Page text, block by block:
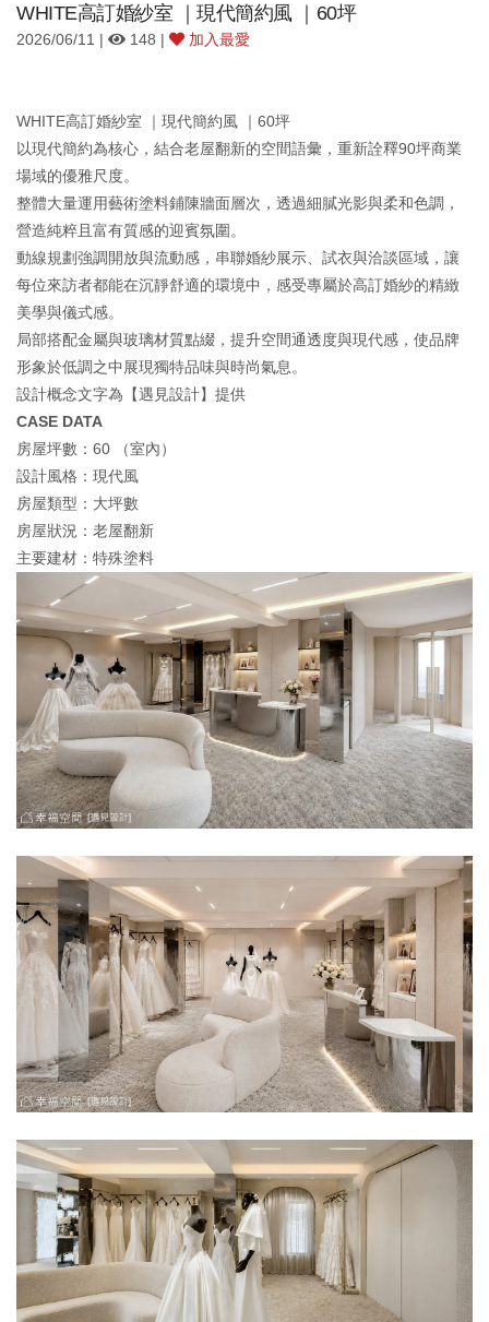
WHITE高訂婚紗室 ｜現代簡約風 ｜60坪
2026/06/11 | 148 | 加入最愛
WHITE高訂婚紗室 ｜現代簡約風 ｜60坪
以現代簡約為核心，結合老屋翻新的空間語彙，重新詮釋90坪商業
場域的優雅尺度。
整體大量運用藝術塗料鋪陳牆面層次，透過細膩光影與柔和色調，
營造純粹且富有質感的迎賓氛圍。
動線規劃強調開放與流動感，串聯婚紗展示、試衣與洽談區域，讓
每位來訪者都能在沉靜舒適的環境中，感受專屬於高訂婚紗的精緻
美學與儀式感。
局部搭配金屬與玻璃材質點綴，提升空間通透度與現代感，使品牌
形象於低調之中展現獨特品味與時尚氣息。
設計概念文字為【遇見設計】提供
CASE DATA
房屋坪數：60 （室內）
設計風格：現代風
房屋類型：大坪數
房屋狀況：老屋翻新
主要建材：特殊塗料